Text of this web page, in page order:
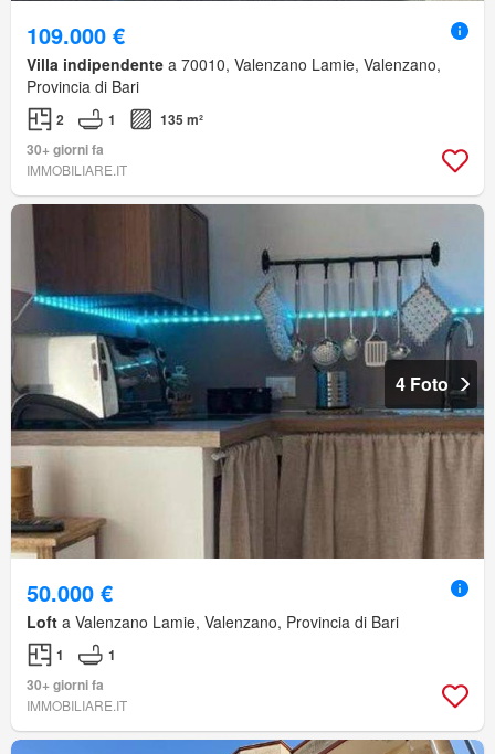
109.000 €
Villa indipendente a 70010, Valenzano Lamie, Valenzano,
Provincia di Bari
2 1
135 m²
30+ giorni fa
IMMOBILIARE.IT
4 Foto
50.000 €
Loft a Valenzano Lamie, Valenzano, Provincia di Bari
1
1
30+ giorni fa
IMMOBILIARE.IT